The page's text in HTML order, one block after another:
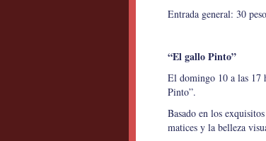
Entrada general: 30
“El gallo
El domingo 10 a las 17
Pinto”.
Basado en los
matices y la belleza